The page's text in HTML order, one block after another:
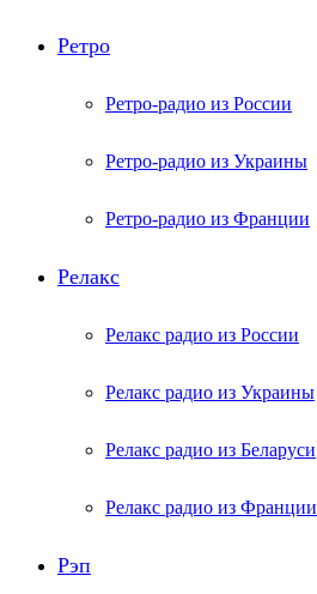
Ретро
Ретро-радио из России
Ретро-радио из Украины
Ретро-радио из Франции
Релакс
Релакс радио из России
Релакс радио из Украины
Релакс радио из Беларуси
Релакс радио из Франции
Рэп